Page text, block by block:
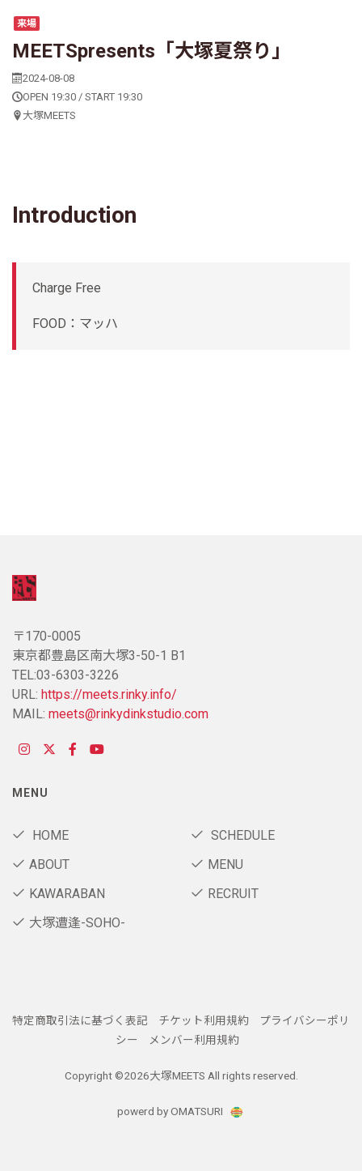
来場
MEETSpresents「大塚夏祭り」
2024-08-08
OPEN 19:30 / START 19:30
大塚MEETS
Introduction
Charge Free
FOOD：マッハ
〒170-0005
東京都豊島区南大塚3-50-1 B1
TEL:03-6303-3226
URL: https://meets.rinky.info/
MAIL: meets@rinkydinkstudio.com
MENU
HOME
SCHEDULE
ABOUT
MENU
KAWARABAN
RECRUIT
大塚遭逢-SOHO-
特定商取引法に基づく表記 チケット利用規約
プライバシーポリ
シー
メンバー利用規約
Copyright ©2026大塚MEETS All rights reserved.
powerd by OMATSURI